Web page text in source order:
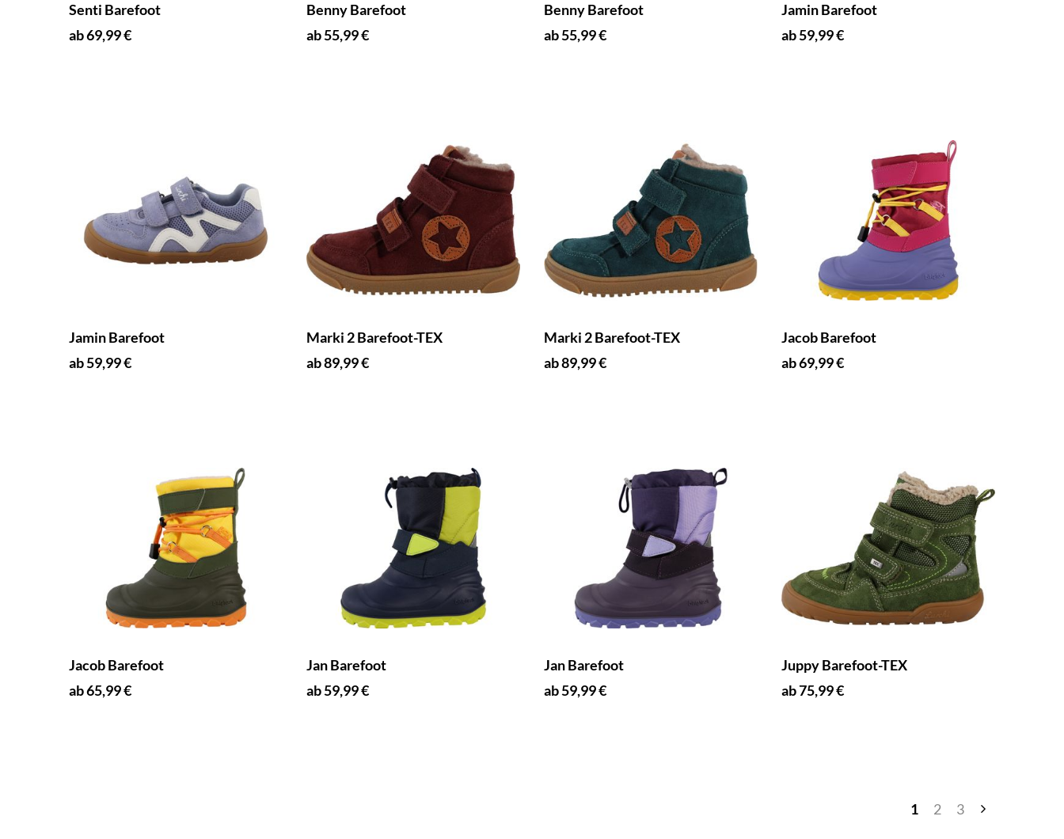
Senti Barefoot
ab 69,99 €
Benny Barefoot
ab 55,99 €
Benny Barefoot
ab 55,99 €
Jamin Barefoot
ab 59,99 €
Jamin Barefoot
ab 59,99 €
Marki 2 Barefoot-TEX
ab 89,99 €
Marki 2 Barefoot-TEX
ab 89,99 €
Jacob Barefoot
ab 69,99 €
Jacob Barefoot
ab 65,99 €
Jan Barefoot
ab 59,99 €
Jan Barefoot
ab 59,99 €
Juppy Barefoot-TEX
ab 75,99 €
1 2 3